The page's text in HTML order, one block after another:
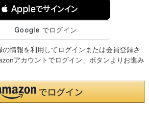
 Appleでサインイン
情報を利用してログインまたは会員登録さ
アカウントでログイン」ボタンよりお進み